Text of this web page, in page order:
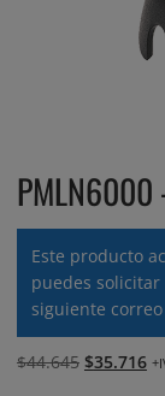
Este producto
puedes
siguiente correo
$44.645 El
$35.716El